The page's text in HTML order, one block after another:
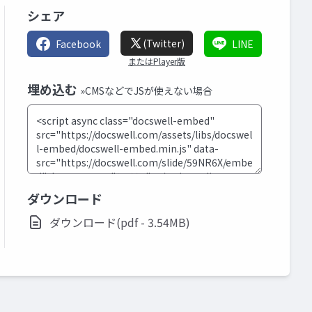
シェア
Facebook (Twitter)
またはPlayer版
LINE
埋め込む »CMSなどでJSが使えない場合
ダウンロード
ダウンロード(pdf - 3.54MB)